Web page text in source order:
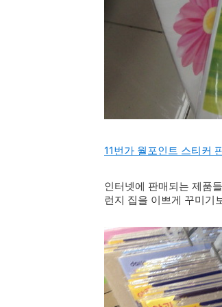
11번가 월포인트 스티커
인터넷에 판매되는 제품
런지 집을 이쁘게 꾸미기